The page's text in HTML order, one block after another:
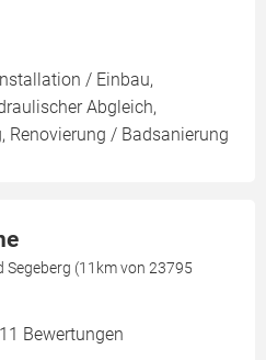
/ Einbau,
Abgleich,
Renovierung / Badsanierung
Segeberg (11km von 23795
Bewertungen